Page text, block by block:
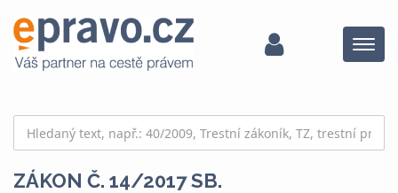
Menu
ZÁKON Č. 14/2017 SB.